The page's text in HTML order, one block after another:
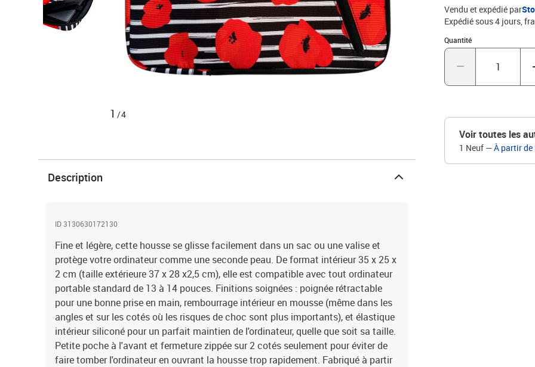
1 /4
Vendu et expédié par
Expédié sous 4 jours,
Quantité
Quantité : 1
Voir toutes les
1 Neuf —À partir de
Description
ID 3130630172130
Fine et légère, cette housse se glisse facilement dans un sac ou une valise et
protège votre ordinateur comme une seconde peau. De format intérieur 35 x 25 x
2 cm (taille extérieure 37 x 28 x2,5 cm), elle est compatible avec tout ordinateur
portable standard de 13 à 14 pouces. Finitions soignées : poignée rétractable
pour une bonne prise en main, rembourrage intérieur en mousse (même dans les
angles et sur les cotés où les risques de choc sont plus importants), et élastique
intérieur siliconé pour un parfait maintien de l'ordinateur, quelle que soit sa taille.
Petite poche à l'avant et fermeture zippée sur 2 cotés seulement pour éviter de
faire tomber l'ordinateur en ouvrant la housse trop rapidement. Fabriqué à partir